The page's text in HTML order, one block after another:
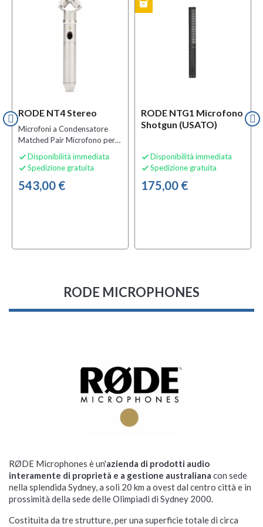
RODE NT4 Stereo
Microfoni a Condensatore
Matched Pair Microfono per
Ambientali
 Disponibilità immediata
 Spedizione gratuita
543,00 €
RODE NTG1 Microfono
Shotgun (USATO)
 Disponibilità immediata
 Spedizione gratuita
175,00 €
inventory
RODE MICROPHONES
RØDE Microphones è un'azienda di prodotti audio
interamente di proprietà e a gestione australiana con sede
nella splendida Sydney, a soli 20 km a ovest dal centro città e in
prossimità della sede delle Olimpiadi di Sydney 2000.
Costituita da tre strutture, per una superficie totale di circa